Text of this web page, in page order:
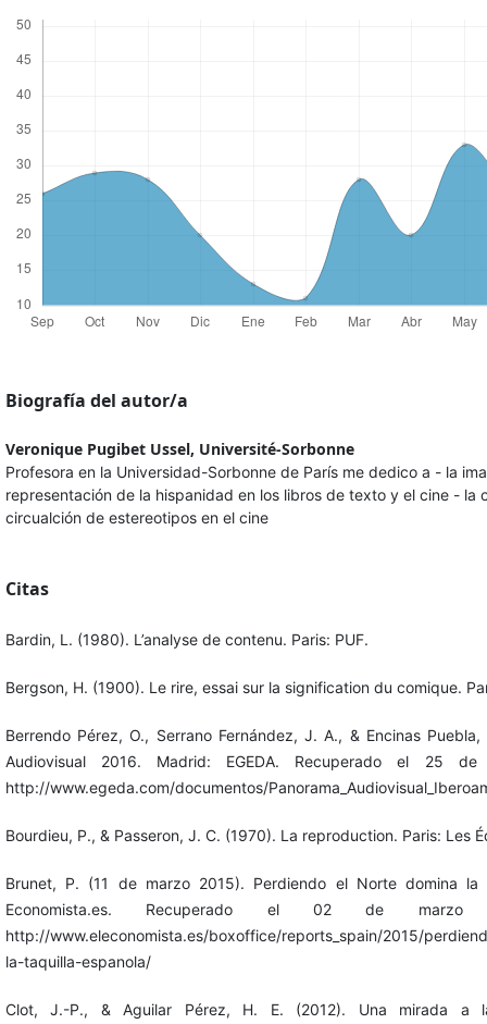
Biografía del autor/a
Veronique Pugibet Ussel, Université-Sorbonne
Profesora en la Universidad-Sorbonne de París me dedico a - la
representación de la hispanidad en los libros de texto y el cine - la
circualción de estereotipos en el cine
Citas
Bardin, L. (1980). L’analyse de contenu. Paris: PUF.
Bergson, H. (1900). Le rire, essai sur la signification du comique.
Berrendo Pérez, O., Serrano Fernández, J. A., & Encinas
Audiovisual 2016. Madrid: EGEDA. Recuperado el 25
http://www.egeda.com/documentos/
Bourdieu, P., & Passeron, J. C. (1970). La reproduction. Paris: Les
Brunet, P. (11 de marzo 2015). Perdiendo el Norte domina la
Economista.es. Recuperado el 02 de
http://www.eleconomista.es/boxoffice/reports_spain/2015/
la-taquilla-espanola/
Clot, J.-P., & Aguilar Pérez, H. E. (2012). Una mirada a